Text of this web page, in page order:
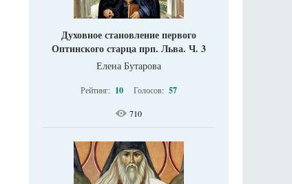
Духовное становление первого
Оптинского старца прп. Льва. Ч. 3
Елена Бутарова
Рейтинг: 10 Голосов: 57
710